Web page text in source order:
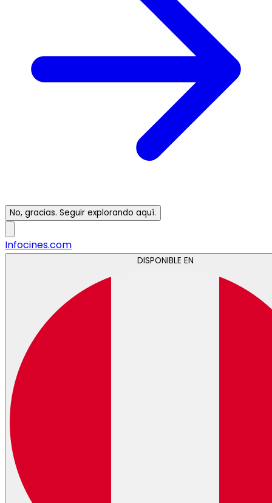
No, gracias. Seguir explorando aquí.
Infocines.com
DISPONIBLE EN